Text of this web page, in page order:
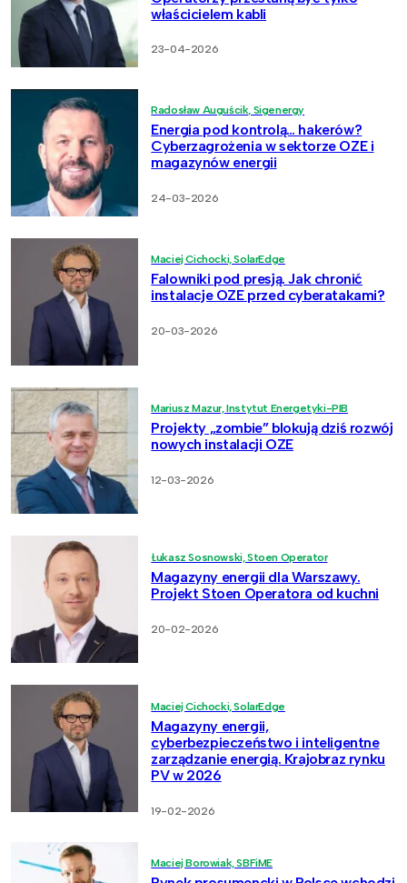
właścicielem kabli
23-04-2026
Radosław Auguścik, Sigenergy
Energia pod kontrolą… hakerów?
Cyberzagrożenia w sektorze OZE i
magazynów energii
24-03-2026
Maciej Cichocki, SolarEdge
Falowniki pod presją. Jak chronić
instalacje OZE przed cyberatakami?
20-03-2026
Mariusz Mazur, Instytut Energetyki-PIB
Projekty „zombie” blokują dziś rozwój
nowych instalacji OZE
12-03-2026
Łukasz Sosnowski, Stoen Operator
Magazyny energii dla Warszawy.
Projekt Stoen Operatora od kuchni
20-02-2026
Maciej Cichocki, SolarEdge
Magazyny energii,
cyberbezpieczeństwo i inteligentne
zarządzanie energią. Krajobraz rynku
PV w 2026
19-02-2026
Maciej Borowiak, SBFiME